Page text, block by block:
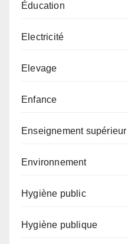
Éducation
Electricité
Elevage
Enfance
Enseignement supérieur
Environnement
Hygiène public
Hygiène publique